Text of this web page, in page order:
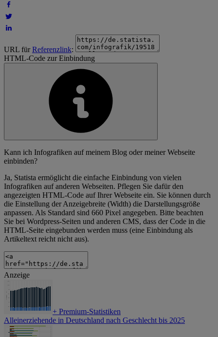
URL fürReferenzlink:
HTML-Code zur Einbindung
Kann ich Infografiken auf meinem Blog oder meiner Webseite
einbinden?
Ja, Statista ermöglicht die einfache Einbindung von vielen
Infografiken auf anderen Webseiten. Pflegen Sie dafür den
angezeigten HTML-Code auf Ihrer Webseite ein. Sie können durch
die Einstellung der Anzeigebreite (Width) die Darstellungsgröße
anpassen. Als Standard sind 660 Pixel angegeben. Bitte beachten
Sie bei Wordpress-Seiten und anderen CMS, dass der Code in die
HTML-Seite eingebunden werden muss (eine Einbindung als
Artikeltext reicht nicht aus).
Anzeige
+ Premium-Statistiken
Alleinerziehende in Deutschland nach Geschlecht bis 2025